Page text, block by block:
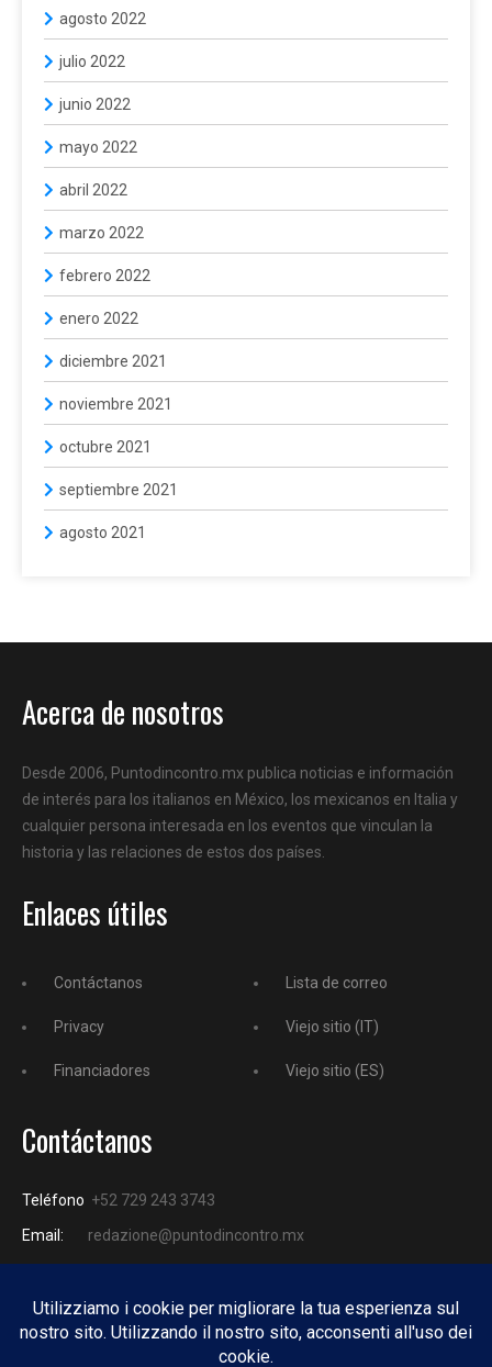
agosto 2022
julio 2022
junio 2022
mayo 2022
abril 2022
marzo 2022
febrero 2022
enero 2022
diciembre 2021
noviembre 2021
octubre 2021
septiembre 2021
agosto 2021
Acerca de nosotros
Desde 2006, Puntodincontro.mx publica noticias e información
de interés para los italianos en México, los mexicanos en Italia y
cualquier persona interesada en los eventos que vinculan la
historia y las relaciones de estos dos países.
Enlaces útiles
Contáctanos
Privacy
Financiadores
Lista de correo
Viejo sitio (IT)
Viejo sitio (ES)
Contáctanos
Teléfono +52 729 243 3743
Email:
redazione@puntodincontro.mx
PUNTODINCONTRO